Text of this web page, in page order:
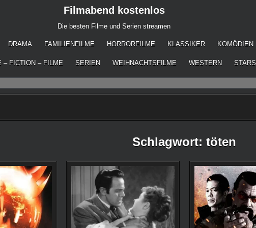
Filmabend kostenlos
Die besten Filme und Serien streamen
DRAMA FAMILIENFILME HORRORFILME KLASSIKER KOMÖDIEN
– FICTION – FILME SERIEN WEIHNACHTSFILME WESTERN STARS
Schlagwort:töten